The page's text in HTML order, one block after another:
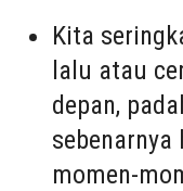
Kita
lalu atau
depan,
momen-